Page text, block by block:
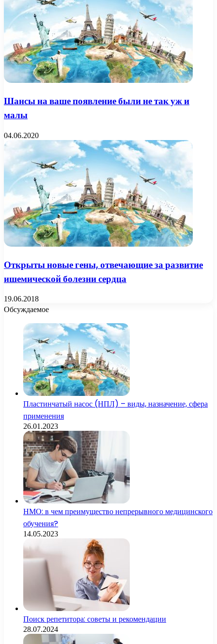
Шансы на ваше появление были не так уж и
малы
04.06.2020
Открыты новые гены, отвечающие за развитие
ишемической болезни сердца
19.06.2018
Обсуждаемое
Пластинчатый насос (НПЛ) – виды, назначение, сфера
применения
26.01.2023
НМО: в чем преимущество непрерывного медицинского
обучения?
14.05.2023
Поиск репетитора: советы и рекомендации
28.07.2024